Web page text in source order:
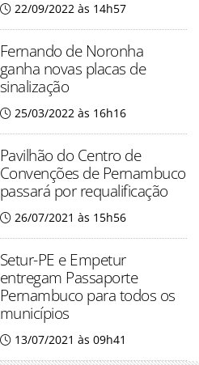
22/09/2022 às 14h57
Fernando de Noronha
ganha novas placas de
sinalização
25/03/2022 às 16h16
Pavilhão do Centro de
Convenções de Pernambuco
passará por requalificação
26/07/2021 às 15h56
Setur-PE e Empetur
entregam Passaporte
Pernambuco para todos os
municípios
13/07/2021 às 09h41